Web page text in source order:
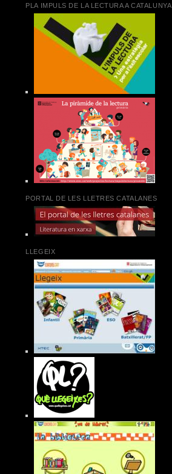
PLA IMPULS DE LA LECTURA A CATALUNYA
PORTAL DE LES LLETRES CATALANES
LLEGEIX